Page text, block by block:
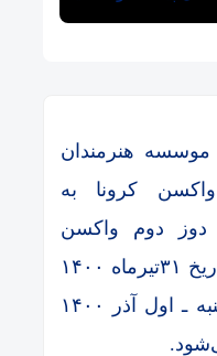
هنرمندان
کرونا به
دوز دوم واکسن
(سینوفارم و برکت) را تا تاریخ ۳۱تیرماه ۱۴۰۰
دریافت کرده‌اند، روز دوشنبه ـ اول آذر ۱۴۰۰